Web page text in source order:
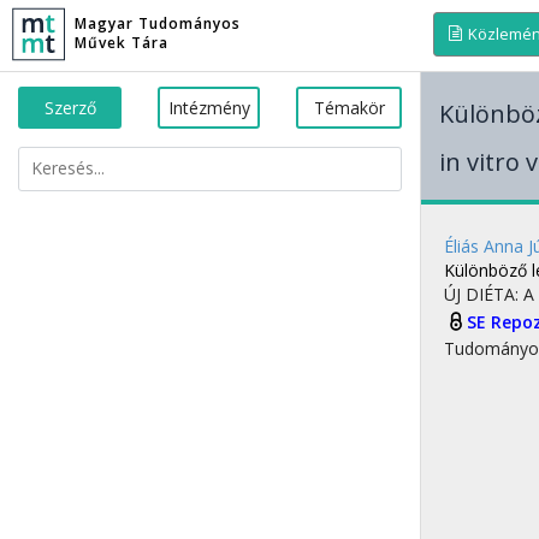
Magyar Tudományos
Művek Tára
Szerző Intézmény Témakör
in vitro
Éliás Anna
Különböző
ÚJ DIÉTA:
SE